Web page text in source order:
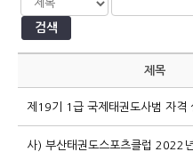
검색
제목